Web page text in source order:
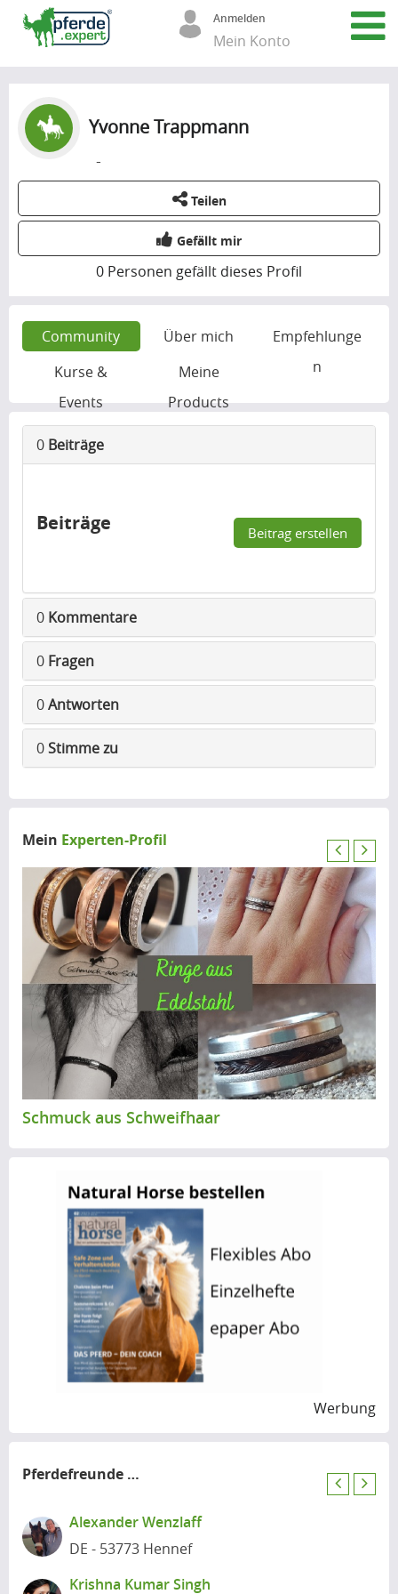
Anmelden
Mein Konto
Yvonne Trappmann
-
Teilen
Gefällt mir
0 Personen gefällt dieses Profil
Community Über mich
Empfehlunge
n
Kurse &
Events
Meine
Products
0 Beiträge
Beiträge Beitrag erstellen
0 Kommentare
0 Fragen
0Antworten
0Stimme zu
Mein Experten-Profil
Schmuck aus Schweifhaar
P
e
v
o
u
N
t
Werbung
Pferdefreunde
in der Nähe
Alexander Wenzlaff
DE - 53773 Hennef
Krishna Kumar Singh
P
N